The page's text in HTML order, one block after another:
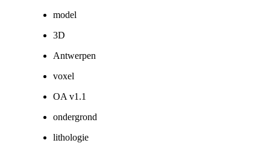
model
3D
Antwerpen
voxel
OA v1.1
ondergrond
lithologie